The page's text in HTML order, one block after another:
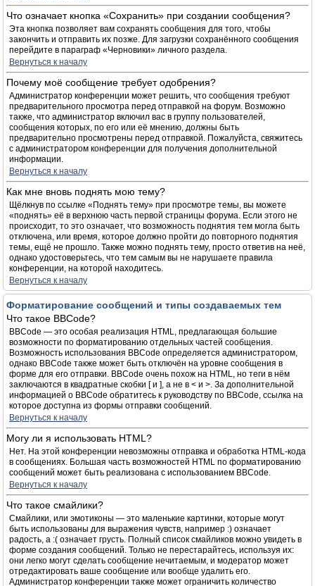
Что означает кнопка «Сохранить» при создании сообщения?
Эта кнопка позволяет вам сохранять сообщения для того, чтобы
закончить и отправить их позже. Для загрузки сохранённого сообщения
перейдите в параграф «Черновики» личного раздела.
Вернуться к началу
Почему моё сообщение требует одобрения?
Администратор конференции может решить, что сообщения требуют
предварительного просмотра перед отправкой на форум. Возможно
также, что администратор включил вас в группу пользователей,
сообщения которых, по его или её мнению, должны быть
предварительно просмотрены перед отправкой. Пожалуйста, свяжитесь
с администратором конференции для получения дополнительной
информации.
Вернуться к началу
Как мне вновь поднять мою тему?
Щёлкнув по ссылке «Поднять тему» при просмотре темы, вы можете
«поднять» её в верхнюю часть первой страницы форума. Если этого не
происходит, то это означает, что возможность поднятия тем могла быть
отключена, или время, которое должно пройти до повторного поднятия
темы, ещё не прошло. Также можно поднять тему, просто ответив на неё,
однако удостоверьтесь, что тем самым вы не нарушаете правила
конференции, на которой находитесь.
Вернуться к началу
Форматирование сообщений и типы создаваемых тем
Что такое BBCode?
BBCode — это особая реализация HTML, предлагающая большие
возможности по форматированию отдельных частей сообщения.
Возможность использования BBCode определяется администратором,
однако BBCode также может быть отключён на уровне сообщения в
форме для его отправки. BBCode очень похож на HTML, но теги в нём
заключаются в квадратные скобки [ и ], а не в < и >. За дополнительной
информацией о BBCode обратитесь к руководству по BBCode, ссылка на
которое доступна из формы отправки сообщений.
Вернуться к началу
Могу ли я использовать HTML?
Нет. На этой конференции невозможны отправка и обработка HTML-кода
в сообщениях. Большая часть возможностей HTML по форматированию
сообщений может быть реализована с использованием BBCode.
Вернуться к началу
Что такое смайлики?
Смайлики, или эмотиконы — это маленькие картинки, которые могут
быть использованы для выражения чувств, например :) означает
радость, а :( означает грусть. Полный список смайликов можно увидеть в
форме создания сообщений. Только не перестарайтесь, используя их:
они легко могут сделать сообщение нечитаемым, и модератор может
отредактировать ваше сообщение или вообще удалить его.
Администратор конференции также может ограничить количество